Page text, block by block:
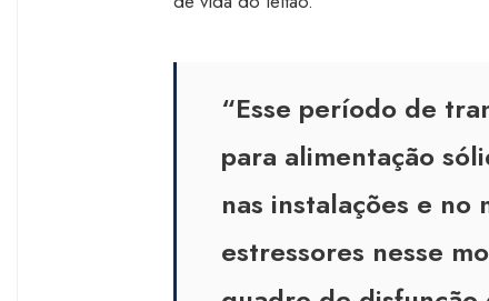
“Esse período de
para alimentação
nas instalações e no
estressores nesse